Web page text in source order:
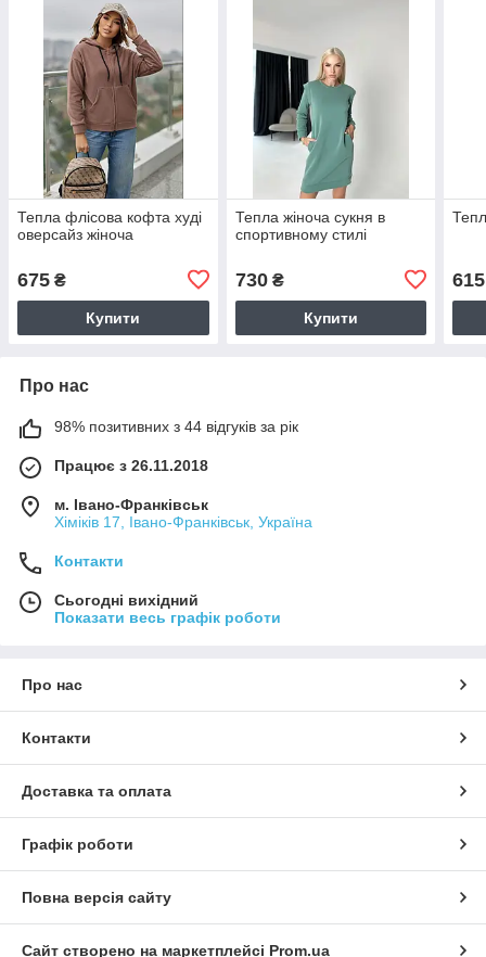
Тепла флісова кофта худі
оверсайз жіноча
675 ₴
Купити
Тепла жіноча сукня в
спортивному стилі
730₴
Купити
615
Про нас
98% позитивних з 44 відгуків за рік
Працює з 26.11.2018
м. Івано-Франківськ
Хіміків 17, Івано-Франківськ, Україна
Контакти
Сьогодні вихідний
Показати весь графік роботи
Про нас
Контакти
Доставка та оплата
Графік роботи
Повна версія сайту
Сайт створено на маркетплейсі Prom.ua